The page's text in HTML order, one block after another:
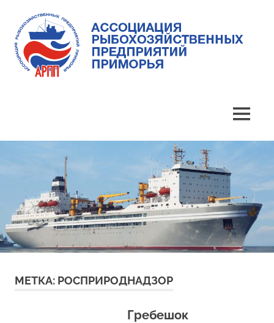
content
предприятий
Приморья
MENU
МЕТКА: РОСПРИРОДНАДЗОР
Гребешок